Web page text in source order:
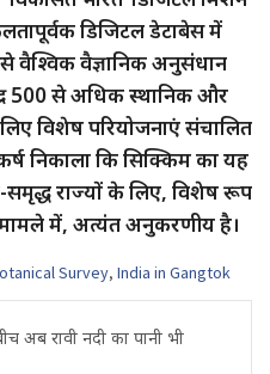
डिजिटल डेटाबेस में
वैश्विक वैज्ञानिक अनुसंधान
500 से अधिक स्थानिक और
विशेष परियोजनाएं संचालित
निकाला कि सिक्किम का यह
राज्यों के लिए, विशेष रूप
में, अत्यंत अनुकरणीय है।
Survey, India in Gangtok
अब रावी नदी का पानी भी